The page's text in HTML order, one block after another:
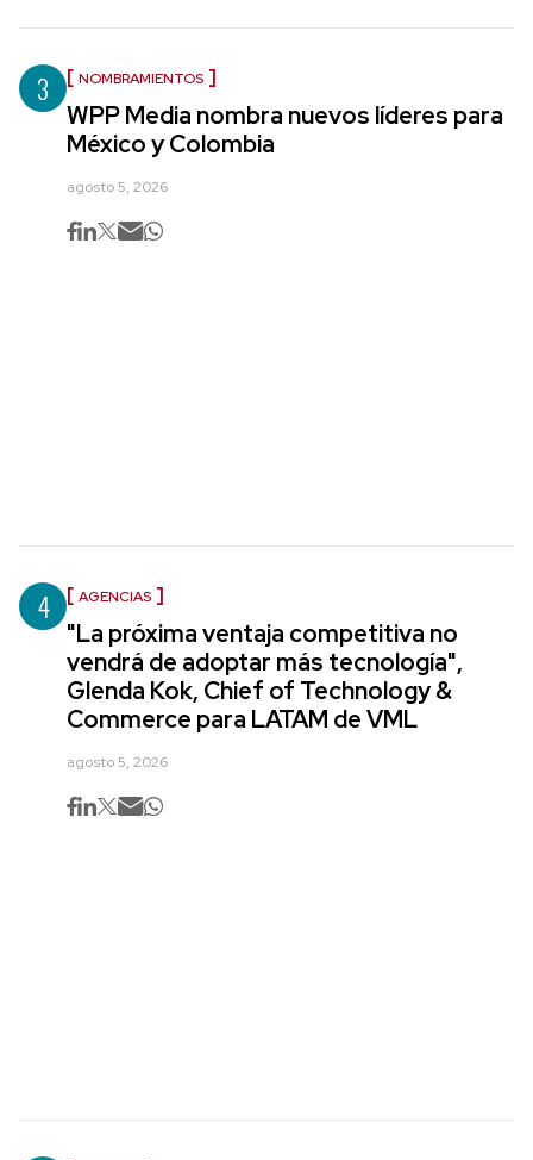
3 NOMBRAMIENTOS
WPP Media nombra nuevos líderes para
México y Colombia
agosto 5, 2026
4 AGENCIAS
"La próxima ventaja competitiva no
vendrá de adoptar más tecnología",
Glenda Kok, Chief of Technology &
Commerce para LATAM de VML
agosto 5, 2026